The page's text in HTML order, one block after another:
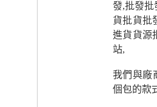
發,批發批
貨批貨批
進貨貨源
站,
我們與廠
個包的款